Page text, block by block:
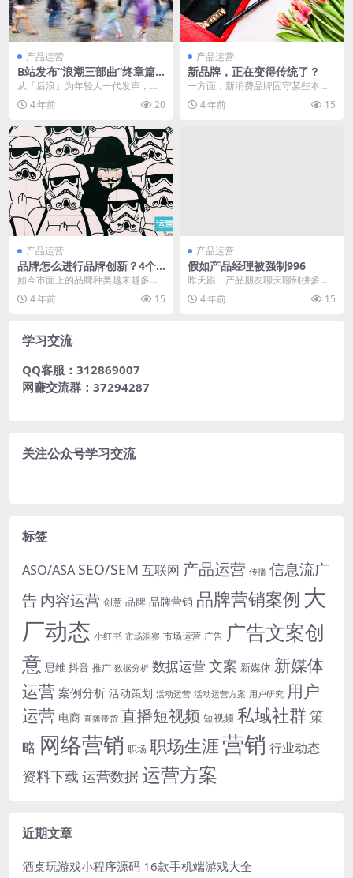
产品运营
B站发布“浪潮三部曲”终章篇
《喜相逢》，这广告太神了！
从「后浪」为年轻人一代发声，到
「入海」为年轻人解惑，再到这次
「喜相逢」破圈让新老...
4 年前 20
产品运营
新品牌，正在变得传统了？
一方面，新消费品牌固守某些本质
性东西，这也是品牌的核心优势；
另一方面，新消费品牌...
4 年前 15
产品运营
品牌怎么进行品牌创新？4个
路径值得尝试
如今市面上的品牌种类越来越多，
各种新品牌不断的推出，很多新品
牌用不一样的方式进行...
4 年前 15
产品运营
假如产品经理被强制996
昨天跟一产品朋友聊天聊到拼多多
员工猝死，他表示自己公司已经实
行996大半年了。 ...
4 年前 15
学习交流
QQ客服：312869007
网赚交流群：37294287
关注公众号学习交流
标签
ASO/ASA SEO/SEM 互联网 产品运营 传播 信息流广
告 内容运营 创意 品牌 品牌营销 品牌营销案例 大
厂动态 小红书 市场洞察 市场运营 广告 广告文案创
意 思维 抖音 推广 数据分析 数据运营文案 新媒体 新媒体
运营 案例分析 活动策划 活动运营 活动运营方案 用户研究 用户
运营 电商 直播带货 直播短视频 短视频 私域社群 策
略 网络营销 职场 职场生涯营销 行业动态
资料下载 运营数据运营方案
近期文章
酒桌玩游戏小程序源码 16款手机端游戏大全